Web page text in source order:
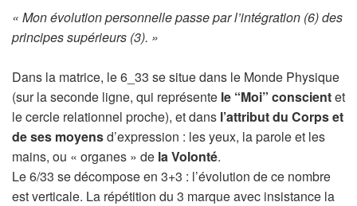
« Mon évolution personnelle passe par l’intégration (6) des
principes supérieurs (3). »
Dans la matrice, le 6_33 se situe dans le Monde Physique
(sur la seconde ligne, qui représente le “Moi” conscientet
le cercle relationnel proche), et dans l’attribut du Corps et
de ses moyensd’expression : les yeux, la parole et les
mains, ou « organes » de la Volonté.
Le 6/33 se décompose en 3+3 : l’évolution de ce nombre
est verticale. La répétition du 3 marque avec insistance la